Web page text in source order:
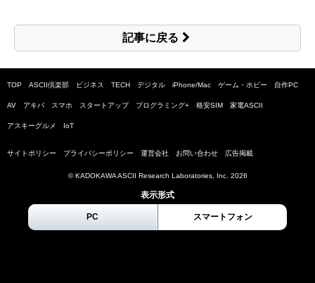
記事に戻る
TOP ASCII倶楽部 ビジネス TECH デジタル iPhone/Mac ゲーム・ホビー 自作PC
AV アキバ スマホ スタートアップ プログラミング+ 格安SIM 家電ASCII
アスキーグルメ IoT
サイトポリシー プライバシーポリシー 運営会社 お問い合わせ 広告掲載
© KADOKAWA ASCII Research Laboratories, Inc. 2026
表示形式
PC スマートフォン